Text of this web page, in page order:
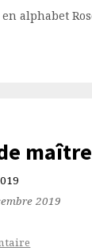
alphabet
2019